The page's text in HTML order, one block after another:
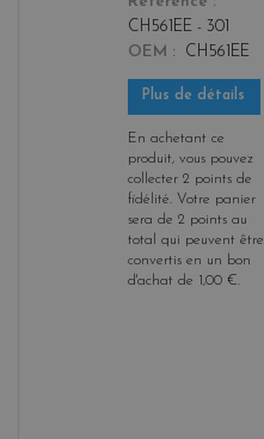
CH561EE - 301
OEM
CH561EE
Plus de détails
En achetant ce
produit, vous pouvez
collecter 2 points de
fidélité. Votre panier
sera de 2 points au
total qui peuvent être
convertis en un bon
d'achat de 1,00 €.